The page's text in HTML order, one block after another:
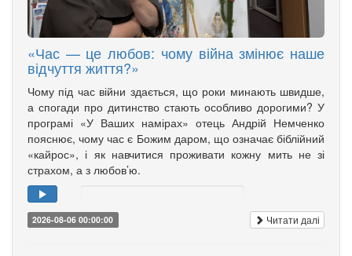
«Час — це любов: чому війна змінює наше
відчуття життя?»
Чому під час війни здається, що роки минають швидше,
а спогади про дитинство стають особливо дорогими? У
програмі «У Ваших намірах» отець Андрій Немченко
пояснює, чому час є Божим даром, що означає біблійний
«кайрос», і як навчитися проживати кожну мить не зі
страхом, а з любов’ю.
2026-08-06 00:00:00 Читати далі